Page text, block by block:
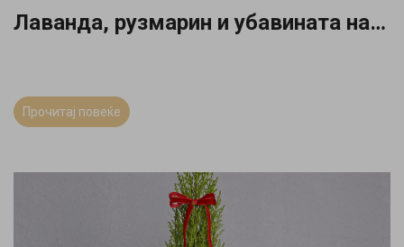
Лаванда, рузмарин и убавината на пролетниот дом
Прочитај повеќе